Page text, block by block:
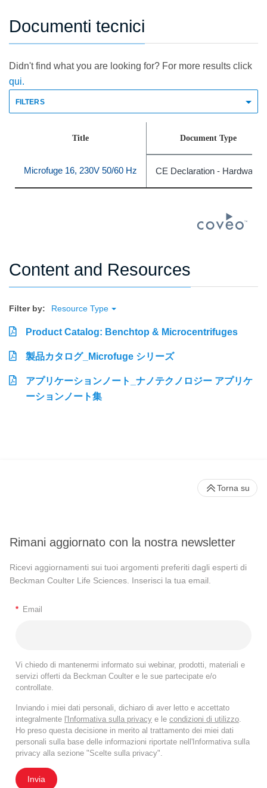
Documenti tecnici
Didn't find what you are looking for? For more results click
qui.
FILTERS
Title Document Type
Microfuge 16, 230V 50/60 Hz CE Declaration - Hardware
Content and Resources
Filter by: Resource Type
Product Catalog: Benchtop & Microcentrifuges
製品カタログ_Microfuge シリーズ
アプリケーションノート_ナノテクノロジー アプリケ
ーションノート集
Rimani aggiornato con la nostra newsletter
Ricevi aggiornamenti sui tuoi argomenti preferiti dagli esperti di
Beckman Coulter Life Sciences. Inserisci la tua email.
* Email
Vi chiedo di mantenermi informato sui webinar, prodotti, materiali e
servizi offerti da Beckman Coulter e le sue partecipate e/o
controllate.
Inviando i miei dati personali, dichiaro di aver letto e accettato
integralmente l'Informativa sulla privacy e le condizioni di utilizzo
Ho preso questa decisione in merito al trattamento dei miei dati
personali sulla base delle informazioni riportate nell'Informativa sulla
privacy alla sezione "Scelte sulla privacy".
Invia
Torna su